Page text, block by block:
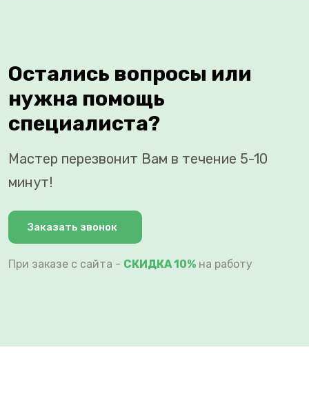
Остались вопросы или
нужна помощь
специалиста?
Мастер перезвонит Вам в течение 5-10
минут!
Заказать звонок
При заказе с сайта - СКИДКА 10% на работу